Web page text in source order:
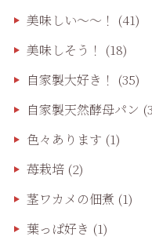
美味しい〜〜！ (41)
美味しそう！ (18)
自家製大好き！ (35)
自家製天然酵母パン
色々あります (1)
苺栽培(2)
茎ワカメの佃煮 (1)
葉っぱ好き (1)